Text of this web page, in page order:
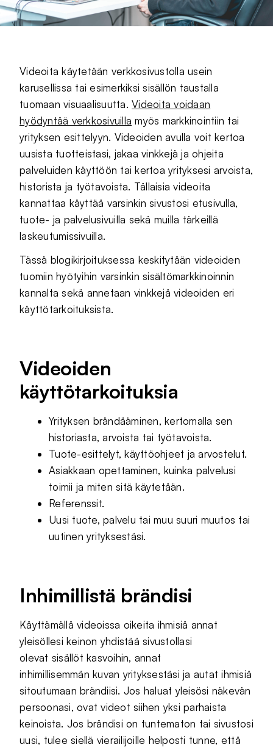
Videoita käytetään verkkosivustolla usein
karusellissa tai esimerkiksi sisällön taustalla
tuomaan visuaalisuutta.Videoita voidaan
hyödyntää verkkosivuilla myös markkinointiin tai
yrityksen esittelyyn. Videoiden avulla voit kertoa
uusista tuotteistasi, jakaa vinkkejä ja ohjeita
palveluiden käyttöön tai kertoa yrityksesi arvoista,
historista ja työtavoista. Tällaisia videoita
kannattaa käyttää varsinkin sivustosi etusivulla,
tuote- ja palvelusivuilla sekä muilla tärkeillä
laskeutumissivuilla.
Tässä blogikirjoituksessa keskitytään videoiden
tuomiin hyötyihin varsinkin sisältömarkkinoinnin
kannalta sekä annetaan vinkkejä videoiden eri
käyttötarkoituksista.
Videoiden
käyttötarkoituksia
Yrityksen brändääminen, kertomalla sen
historiasta, arvoista tai työtavoista.
Tuote-esittelyt, käyttöohjeet ja arvostelut.
Asiakkaan opettaminen, kuinka palvelusi
toimii ja miten sitä käytetään.
Referenssit.
Uusi tuote, palvelu tai muu suuri muutos tai
uutinen yrityksestäsi.
Inhimillistä brändisi
Käyttämällä videoissa oikeita ihmisiä annat
yleisöllesi keinon yhdistää sivustollasi
olevat sisällöt kasvoihin, annat
inhimillisemmän kuvan yrityksestäsi ja autat ihmisiä
sitoutumaan brändiisi. Jos haluat yleisösi näkevän
persoonasi, ovat videot siihen yksi parhaista
keinoista. Jos brändisi on tuntematon tai sivustosi
uusi, tulee siellä vierailijoille helposti tunne, että